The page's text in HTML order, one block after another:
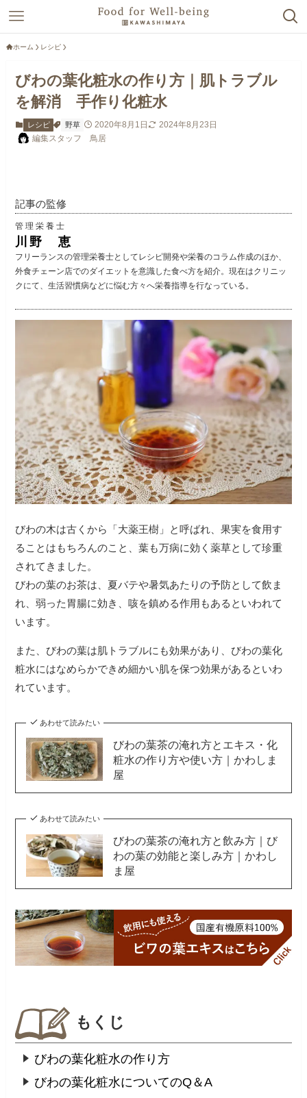
ホーム レシピ
びわの葉化粧水の作り方｜肌トラブル
を解消 手作り化粧水
レシピ 野草 2020年8月1日
2024年8月23日
編集スタッフ 鳥居
記事の監修
管理栄養士
川野 恵
フリーランスの管理栄養士としてレシピ開発や栄養のコラム作成のほか、
外食チェーン店でのダイエットを意識した食べ方を紹介。現在はクリニッ
クにて、生活習慣病などに悩む方々へ栄養指導を行なっている。
びわの木は古くから「大薬王樹」と呼ばれ、果実を食用す
ることはもちろんのこと、葉も万病に効く薬草として珍重
されてきました。
びわの葉のお茶は、夏バテや暑気あたりの予防として飲ま
れ、弱った胃腸に効き、咳を鎮める作用もあるといわれて
います。
また、びわの葉は肌トラブルにも効果があり、びわの葉化
粧水にはなめらかできめ細かい肌を保つ効果があるといわ
れています。
あわせて読みたい
びわの葉茶の淹れ方とエキス・化
粧水の作り方や使い方｜かわしま
屋
あわせて読みたい
びわの葉茶の淹れ方と飲み方｜び
わの葉の効能と楽しみ方｜かわし
ま屋
もくじ
びわの葉化粧水の作り方
びわの葉化粧水についてのQ＆A